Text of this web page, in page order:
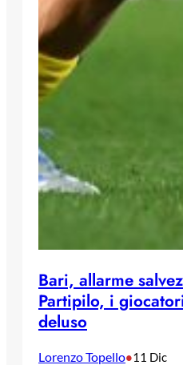
Bari, allarme
Partipilo, i
deluso
Lorenzo Topello•11 Dic